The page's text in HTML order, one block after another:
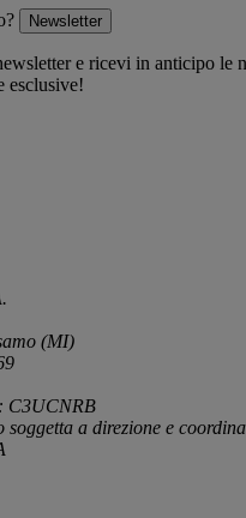
Newsletter
e ricevi in anticipo le
esclusive!
(MI)
C3UCNRB
soggetta a direzione e